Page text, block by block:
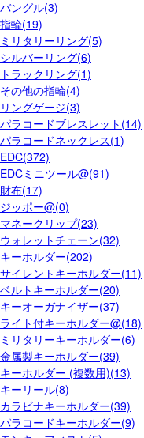
バングル(3)
指輪(19)
ミリタリーリング(5)
シルバーリング(6)
トラックリング(1)
その他の指輪(4)
リングゲージ(3)
パラコードブレスレット(14)
パラコードネックレス(1)
EDC(372)
EDCミニツール@(91)
財布(17)
ジッポー@(0)
マネークリップ(23)
ウォレットチェーン(32)
キーホルダー(202)
サイレントキーホルダー(11)
ベルトキーホルダー(20)
キーオーガナイザー(37)
ライト付キーホルダー@(18)
ミリタリーキーホルダー(6)
金属製キーホルダー(39)
キーホルダー (複数用)(13)
キーリール(8)
カラビナキーホルダー(39)
パラコードキーホルダー(9)